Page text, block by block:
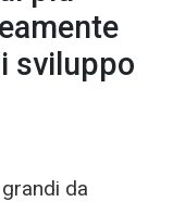
sviluppo
da